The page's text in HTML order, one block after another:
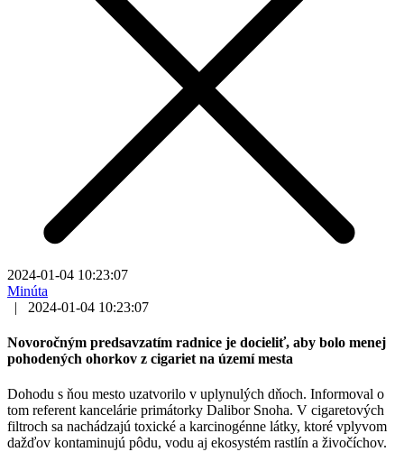
2024-01-04 10:23:07
Minúta
|
2024-01-04 10:23:07
Novoročným predsavzatím radnice je docieliť, aby bolo menej
pohodených ohorkov z cigariet na území mesta
Dohodu s ňou mesto uzatvorilo v uplynulých dňoch. Informoval o
tom referent kancelárie primátorky Dalibor Snoha. V cigaretových
filtroch sa nachádzajú toxické a karcinogénne látky, ktoré vplyvom
dažďov kontaminujú pôdu, vodu aj ekosystém rastlín a živočíchov.